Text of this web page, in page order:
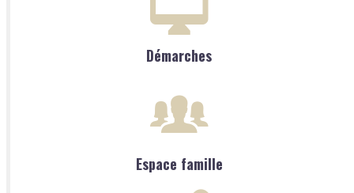
Démarches
Espace famille